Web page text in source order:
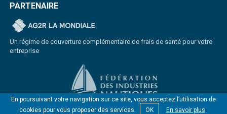
En poursuivant votre navigation sur ce site, vous acceptez l’utilisation de
cookies pour vous proposer des services.
OK En savoir plus
PARTENAIRE
Un régime de couverture complémentaire de frais de santé pour votre
entreprise